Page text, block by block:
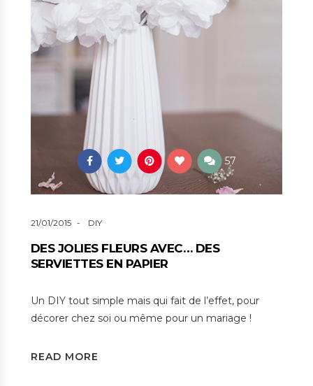
57
21/01/2015 DIY
DES JOLIES FLEURS AVEC… DES
SERVIETTES EN PAPIER
Un DIY tout simple mais qui fait de l’effet, pour
décorer chez soi ou même pour un mariage !
READ MORE